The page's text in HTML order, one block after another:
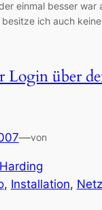
einmal besser war
besitze ich auch
Login über
—von
, Installation,